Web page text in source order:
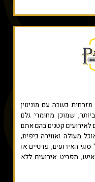
כשרה עם מוניטין
שמוכן מחומרי גלם
קטנים בהם אתם
מעולה ואווירה כיפית,
האירועים, פרטיים או
עסקיים. ניתן לערוך אירועים עד 70 איש, תפריט אירועים ללא